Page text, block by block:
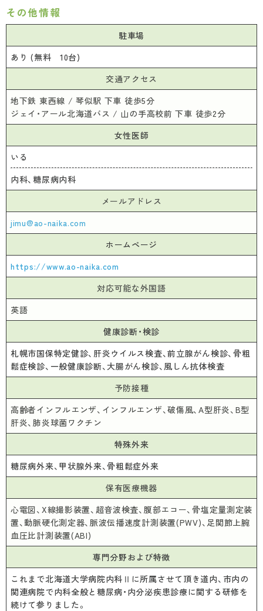
その他情報
駐車場
あり (無料 10台)
交通アクセス
地下鉄 東西線 / 琴似駅 下車 徒歩5分
ジェイ・アール北海道バス / 山の手高校前 下車 徒歩2分
女性医師
いる
内科、糖尿病内科
メールアドレス
jimu@ao-naika.com
ホームページ
https://www.ao-naika.com
対応可能な外国語
英語
健康診断・検診
札幌市国保特定健診、肝炎ウイルス検査、前立腺がん検診、骨粗
鬆症検診、一般健康診断、大腸がん検診、風しん抗体検査
予防接種
高齢者インフルエンザ、インフルエンザ、破傷風、A型肝炎、B型
肝炎、肺炎球菌ワクチン
特殊外来
糖尿病外来、甲状腺外来、骨粗鬆症外来
保有医療機器
心電図、X線撮影装置、超音波検査、腹部エコー、骨塩定量測定装
置、動脈硬化測定器、脈波伝播速度計測装置(PWV)、足関節上腕
血圧比計測装置(ABI)
専門分野および特徴
これまで北海道大学病院内科Ⅱに所属させて頂き道内、市内の
関連病院で内科全般と糖尿病・内分泌疾患診療に関する研修を
続けて参りました。